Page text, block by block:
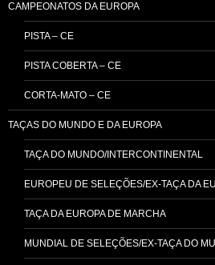
CAMPEONATOS DA EUROPA
PISTA – CE
PISTA COBERTA – CE
CORTA-MATO – CE
TAÇAS DO MUNDO E DA EUROPA
TAÇA DO MUNDO/INTERCONTINENTAL
EUROPEU DE SELEÇÕES/EX-TAÇA DA
TAÇA DA EUROPA DE MARCHA
MUNDIAL DE SELEÇÕES/EX-TAÇA DO